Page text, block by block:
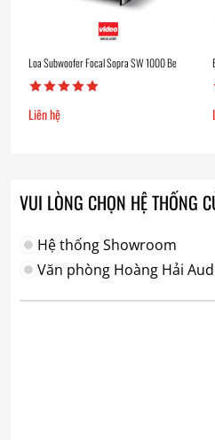
Loa Subwoofer Focal Sopra SW 1000 Be
Liên hệ
VUI LÒNG CHỌN HỆ THỐNG
Hệ thống Showroom
Văn phòng Hoàng Hải